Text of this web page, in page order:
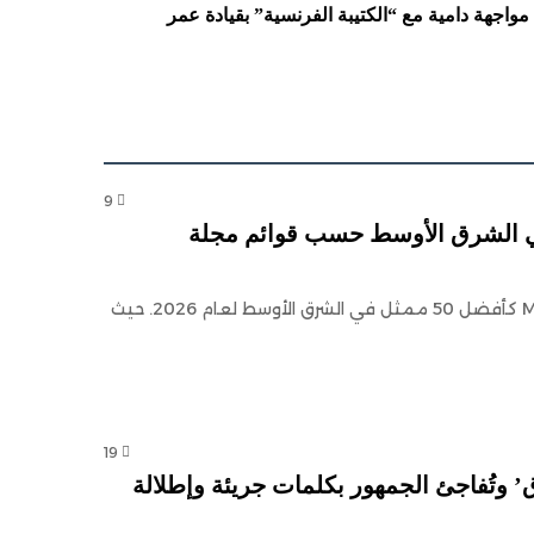
دامية مع “الكتيبة الفرنسية” بقيادة عمر
9
من أفضل 50 ممثل في الشرق الأوسط حسب قوائم مجلة
اختير اسم النجمة شكران مرتجى ضمن قوائم مجلة MOIVO كأفضل 50 ممثل في الشرق الأوسط لعام 2026. حيث
19
وتُفاجئ الجمهور بكلمات جريئة وإطلالة